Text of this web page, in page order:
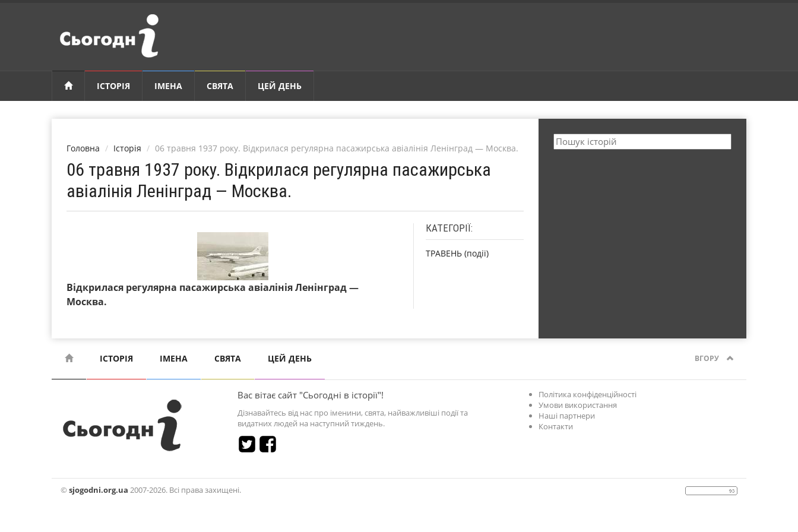
ІСТОРІЯ ІМЕНА СВЯТА ЦЕЙ ДЕНЬ
Головна Історія 06 травня 1937 року. Відкрилася регулярна пасажирська авіалінія Ленінград — Москва.
06 травня 1937 року. Відкрилася регулярна пасажирська
авіалінія Ленінград — Москва.
Відкрилася регулярна пасажирська авіалінія Ленінград —
Москва.
КАТЕГОРІЇ:
ТРАВЕНЬ (події)
ІСТОРІЯ ІМЕНА СВЯТА ЦЕЙ ДЕНЬ ВГОРУ
Вас вітає сайт "Сьогодні в історії"!
Дізнавайтесь від нас про іменини, свята, найважливіші події та
видатних людей на наступний тиждень.
Політика конфіденційності
Умови використання
Наші партнери
Контакти
© sjogodni.org.ua 2007-2026. Всі права захищені.